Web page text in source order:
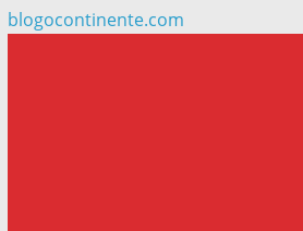
blogocontinente.com